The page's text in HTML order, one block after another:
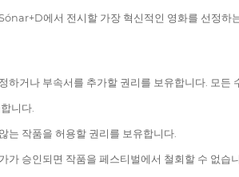
에서 전시할 가장 혁신적인 영화를 선정
거나 부속서를 추가할 권리를 보유합니다. 모든
니다.
는 작품을 허용할 권리를 보유합니다.
승인되면 작품을 페스티벌에서 철회할 수 없습